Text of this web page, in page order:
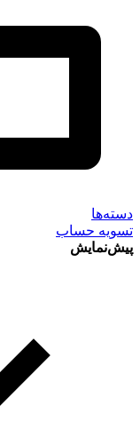
دسته‌ها
تسویه حساب
پیش‌نمایش